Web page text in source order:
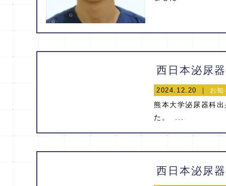
2024.12.20 ｜ お
熊本大学泌尿器科
た。 ...
西日本泌尿